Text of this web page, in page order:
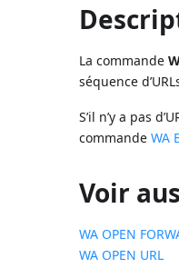
La commande
séquence
S’il n’y a pas
commandeWA
Voir
WA OPEN
WA OPEN URL